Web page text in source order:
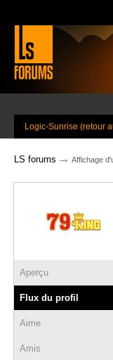
Logic-Sunrise (retour
LS forums → Affichage
Aperçu
Flux du profil
Aime
Amis